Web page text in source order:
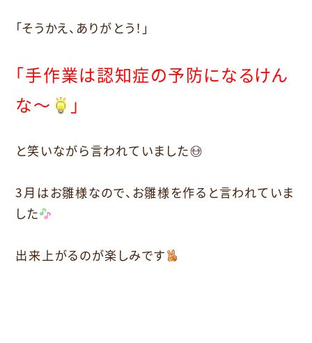
「そうかえ、ありがとう！」
「手作業は認知症の予防になるけん
な～
」
と笑いながら言われていました
3月はお雛様なので、お雛様を作ると言われていま
した
出来上がるのが楽しみです